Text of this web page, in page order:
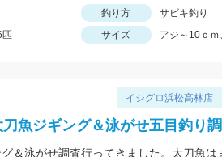
釣り方
サビキ釣り
サイズ アジ～10ｃ
イシグロ浜松高林店
魚ジギング＆泳がせ五目釣り